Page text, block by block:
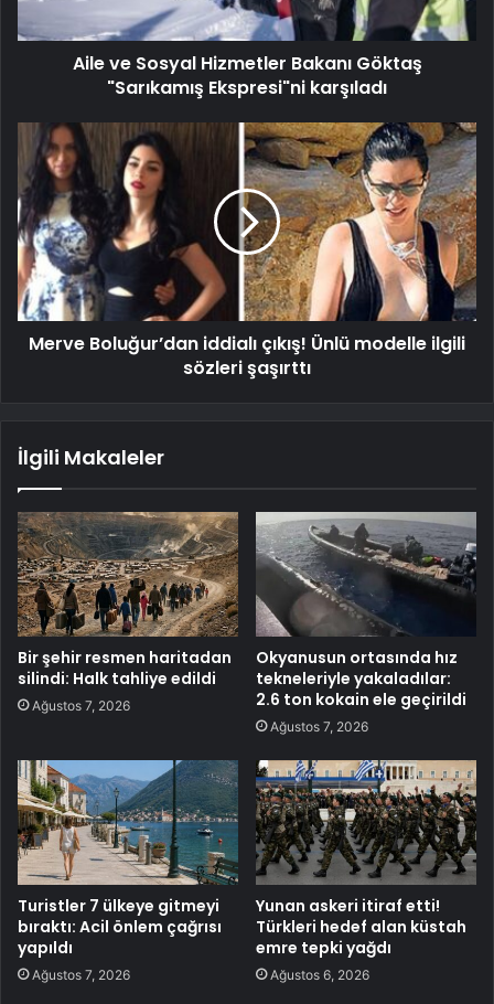
Aile ve Sosyal Hizmetler Bakanı Göktaş
"Sarıkamış Ekspresi"ni karşıladı
Merve Boluğur’dan iddialı çıkış! Ünlü modelle ilgili
sözleri şaşırttı
İlgili Makaleler
Bir şehir resmen haritadan
silindi: Halk tahliye edildi
Ağustos 7, 2026
Okyanusun ortasında hız
tekneleriyle yakaladılar:
2.6 ton kokain ele geçirildi
Ağustos 7, 2026
Turistler 7 ülkeye gitmeyi
bıraktı: Acil önlem çağrısı
yapıldı
Ağustos 7, 2026
Yunan askeri itiraf etti!
Türkleri hedef alan küstah
emre tepki yağdı
Ağustos 6, 2026